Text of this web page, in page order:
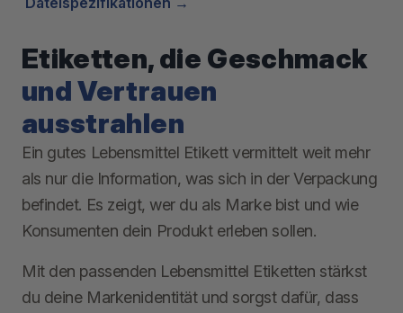
Etiketten, die Geschmack
und Vertrauen
ausstrahlen
Ein gutes Lebensmittel Etikett vermittelt weit mehr
als nur die Information, was sich in der Verpackung
befindet. Es zeigt, wer du als Marke bist und wie
Konsumenten dein Produkt erleben sollen.
Mit den passenden Lebensmittel Etiketten stärkst
du deine Markenidentität und sorgst dafür, dass